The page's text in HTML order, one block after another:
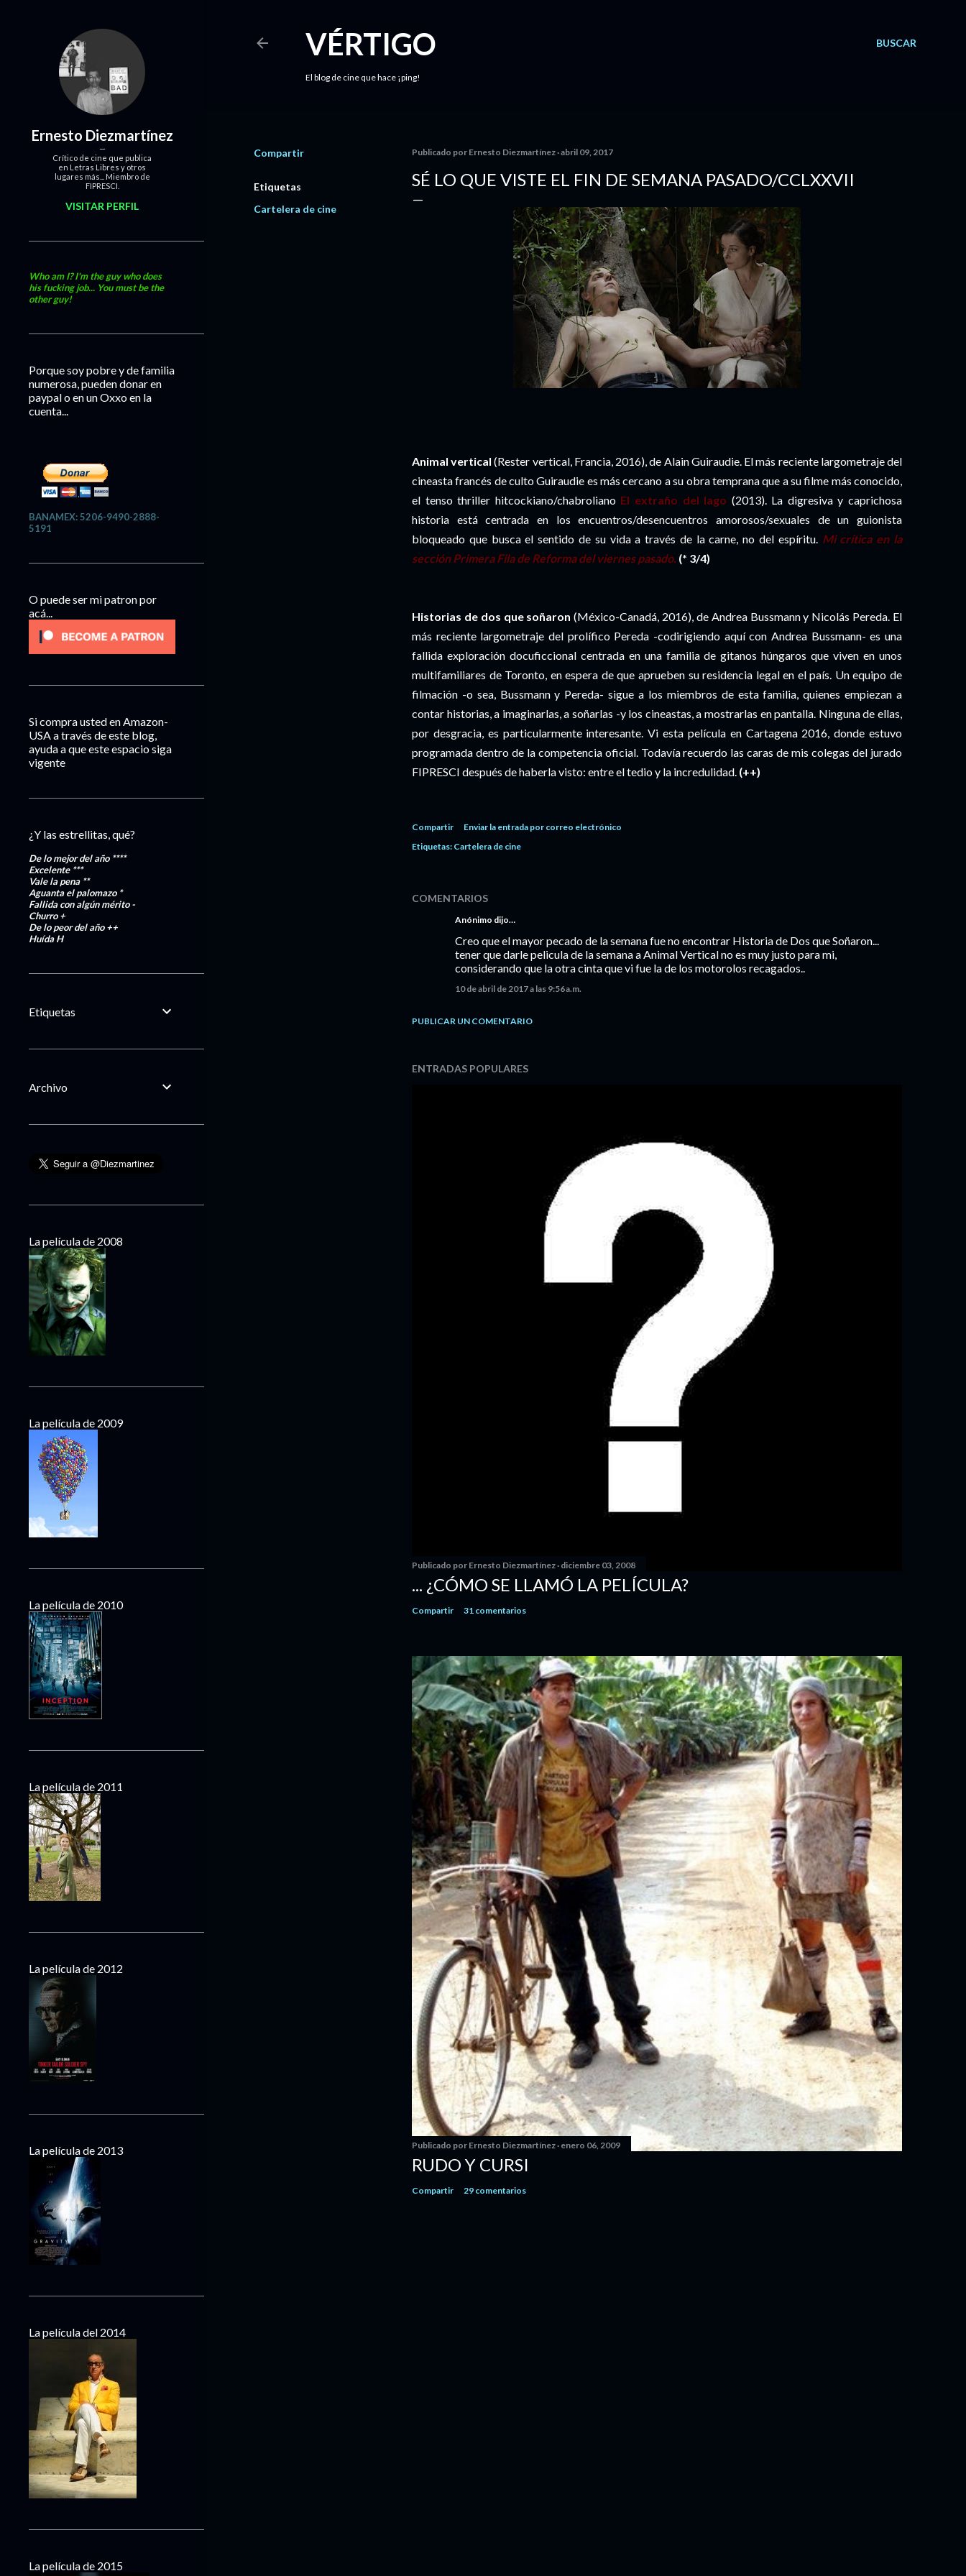
BUSCAR
VÉRTIGO
El blog de cine que hace ¡ping!
Compartir
Etiquetas
Cartelera de cine
Publicado por Ernesto Diezmartínez abril 09, 2017
SÉ LO QUE VISTE EL FIN DE SEMANA PASADO/CCLXXVII
Animal vertical(Rester vertical, Francia, 2016), de Alain Guiraudie. El más reciente largometraje del
cineasta francés de culto Guiraudie es más cercano a su obra temprana que a su filme más conocido,
el tenso thriller hitcockiano/chabroliano El extraño del lago (2013). La digresiva y caprichosa
historia está centrada en los encuentros/desencuentros amorosos/sexuales de un guionista
bloqueado que busca el sentido de su vida a través de la carne, no del espíritu. Mi crítica en la
sección Primera Fila deReformadel viernes pasado. (* 3/4)
Historias de dos que soñaron(México-Canadá, 2016), de Andrea Bussmann y Nicolás Pereda. El
más reciente largometraje del prolífico Pereda -codirigiendo aquí con Andrea Bussmann- es una
fallida exploración docuficcional centrada en una familia de gitanos húngaros que viven en unos
multifamiliares de Toronto, en espera de que aprueben su residencia legal en el país. Un equipo de
filmación -o sea, Bussmann y Pereda- sigue a los miembros de esta familia, quienes empiezan a
contar historias, a imaginarlas, a soñarlas -y los cineastas, a mostrarlas en pantalla. Ninguna de ellas,
por desgracia, es particularmente interesante. Vi esta película en Cartagena 2016, donde estuvo
programada dentro de la competencia oficial. Todavía recuerdo las caras de mis colegas del jurado
FIPRESCI después de haberla visto: entre el tedio y la incredulidad. (++)
Compartir
Enviar la entrada por correo electrónico
Etiquetas: Cartelera de cine
COMENTARIOS
Anónimo dijo…
Creo que el mayor pecado de la semana fue no encontrar Historia de Dos que Soñaron...
tener que darle pelicula de la semana a Animal Vertical no es muy justo para mi,
considerando que la otra cinta que vi fue la de los motorolos recagados..
10 de abril de 2017 a las 9:56 a.m.
PUBLICAR UN COMENTARIO
ENTRADAS POPULARES
Publicado por Ernesto Diezmartínez diciembre 03, 2008
... ¿CÓMO SE LLAMÓ LA PELÍCULA?
Compartir 31 comentarios
Publicado por Ernesto Diezmartínez enero 06, 2009
RUDO Y CURSI
Compartir 29 comentarios
Ernesto Diezmartínez
Crítico de cine que publica
en Letras Libres y otros
lugares más... Miembro de
FIPRESCI.
VISITAR PERFIL
Who am I? I'm the guy who does
his fucking job... You must be the
other guy!
Porque soy pobre y de familia
numerosa, pueden donar en
paypal o en un Oxxo en la
cuenta...
BANAMEX: 5206-9490-2888-
5191
O puede ser mi patron por
acá...
Si compra usted en Amazon-
USA a través de este blog,
ayuda a que este espacio siga
vigente
¿Y las estrellitas, qué?
De lo mejor del año ****
Excelente***
Vale la pena **
Aguanta el palomazo *
Fallida con algún mérito-
Churro+
De lo peor del año++
HuídaH
Etiquetas
Archivo
La película de 2008
La película de 2009
La película de 2010
La película de 2011
La película de 2012
La película de 2013
La película del 2014
La película de 2015